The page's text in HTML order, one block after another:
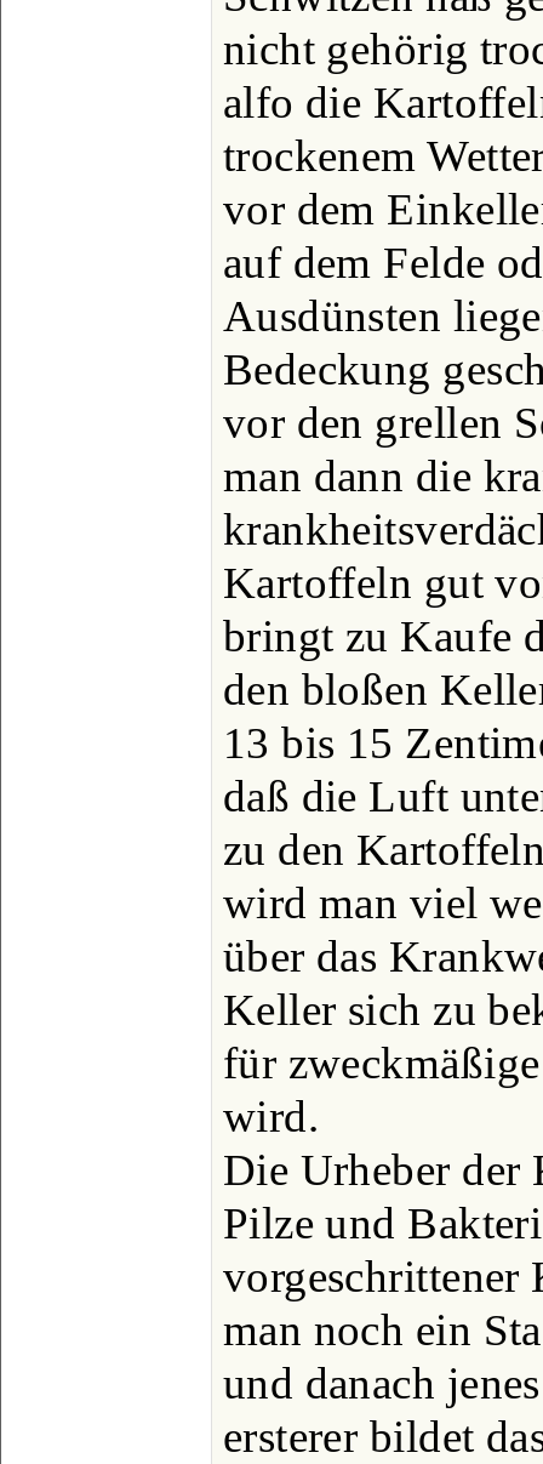
nicht gehörig
alfo die
trockenem
vor dem
auf dem Felde
Ausdünsten
Bedeckung
vor den grellen
man dann die
Kartoffeln gut
bringt zu Kaufe
den bloßen
13 bis 15
daß die Luft
zu den
wird man viel
über das
Keller sich zu
für
wird.
Die Urheber
Pilze und
vorgeschrittener
man noch ein
und danach
ersterer bildet